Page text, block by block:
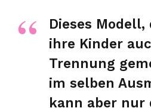
Dieses
ihre Kinder
Trennung
im selben
kann aber nur